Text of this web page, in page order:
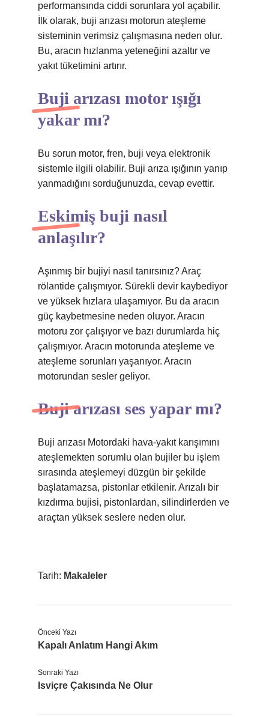
performansında ciddi sorunlara yol açabilir.
İlk olarak, buji arızası motorun ateşleme
sisteminin verimsiz çalışmasına neden olur.
Bu, aracın hızlanma yeteneğini azaltır ve
yakıt tüketimini artırır.
Buji arızası motor ışığı
yakar mı?
Bu sorun motor, fren, buji veya elektronik
sistemle ilgili olabilir. Buji arıza ışığının yanıp
yanmadığını sorduğunuzda, cevap evettir.
Eskimiş buji nasıl
anlaşılır?
Aşınmış bir bujiyi nasıl tanırsınız? Araç
rölantide çalışmıyor. Sürekli devir kaybediyor
ve yüksek hızlara ulaşamıyor. Bu da aracın
güç kaybetmesine neden oluyor. Aracın
motoru zor çalışıyor ve bazı durumlarda hiç
çalışmıyor. Aracın motorunda ateşleme ve
ateşleme sorunları yaşanıyor. Aracın
motorundan sesler geliyor.
Buji arızası ses yapar mı?
Buji arızası Motordaki hava-yakıt karışımını
ateşlemekten sorumlu olan bujiler bu işlem
sırasında ateşlemeyi düzgün bir şekilde
başlatamazsa, pistonlar etkilenir. Arızalı bir
kızdırma bujisi, pistonlardan, silindirlerden ve
araçtan yüksek seslere neden olur.
Tarih: Makaleler
Önceki Yazı
Kapalı Anlatım Hangi Akım
Sonraki Yazı
Isviçre Çakısında Ne Olur